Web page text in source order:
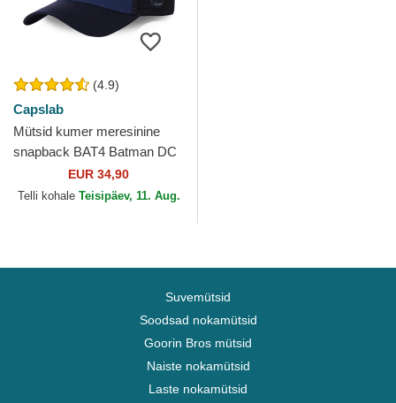
(4.9)
Capslab
Mütsid kumer meresinine
snapback BAT4 Batman DC
Comics Capslab
EUR 34,90
Telli kohale Teisipäev, 11. Aug.
Suvemütsid
Soodsad nokamütsid
Goorin Bros mütsid
Naiste nokamütsid
Laste nokamütsid